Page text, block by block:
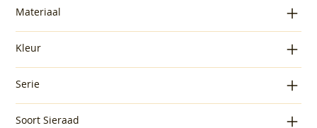
Materiaal
Kleur
Serie
Soort Sieraad